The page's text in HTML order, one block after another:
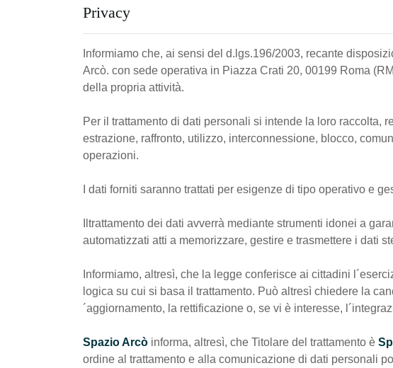
Privacy
Informiamo che, ai sensi del d.lgs.196/2003, recante
Arcò. con sede operativa in Piazza Crati 20, 00199 Roma
della propria attività.
Per il trattamento di dati personali si intende la loro raccolta,
estrazione, raffronto, utilizzo, interconnessione, blocco,
operazioni.
I dati forniti saranno trattati per esigenze di tipo operativo e
Iltrattamento dei dati avverrà mediante strumenti idonei a
automatizzati atti a memorizzare, gestire e trasmettere i dati
Informiamo, altresì, che la legge conferisce ai cittadini
logica su cui si basa il trattamento. Può altresì chiedere la
´aggiornamento, la rettificazione o, se vi è interesse,
Spazio Arcò informa, altresì, che Titolare del trattamento è
ordine al trattamento e alla comunicazione di dati personali